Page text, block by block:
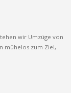
wir Umzüge von
mühelos zum Ziel,